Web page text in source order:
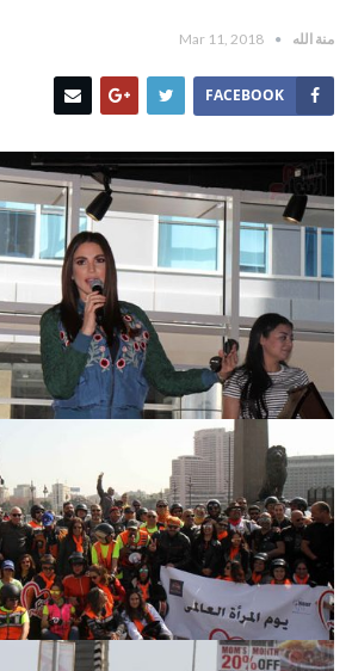
منة الله Mar 11, 2018
FACEBOOK